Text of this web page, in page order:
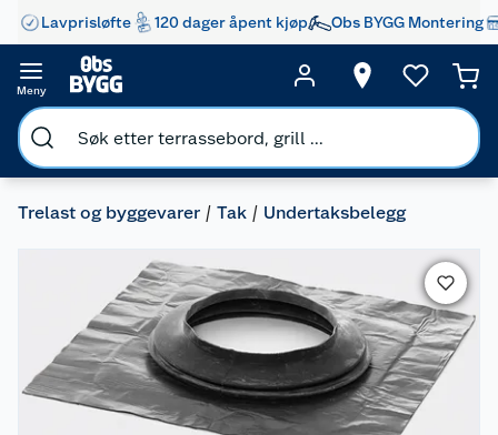
Lavprisløfte 120 dager åpent kjøp Obs BYGG Montering
Meny
Trelast og byggevarer Tak Undertaksbelegg